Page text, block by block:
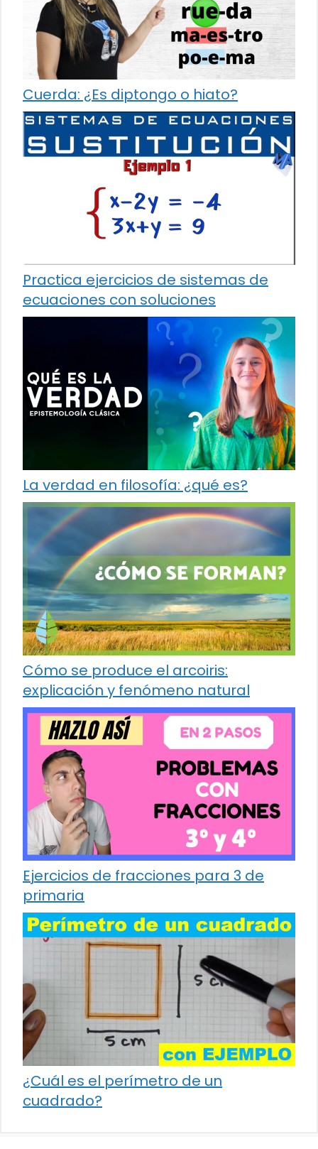
Cuerda: ¿Es diptongo o hiato?
Practica ejercicios de sistemas de
ecuaciones con soluciones
La verdad en filosofía: ¿qué es?
Cómo se produce el arcoiris:
explicación y fenómeno natural
Ejercicios de fracciones para 3 de
primaria
¿Cuál es el perímetro de un
cuadrado?